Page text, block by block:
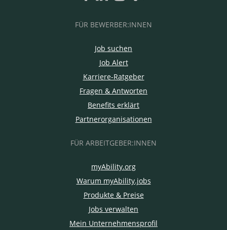
FÜR BEWERBER:INNEN
Job suchen
Job Alert
Karriere-Ratgeber
Fragen & Antworten
Benefits erklärt
Partnerorganisationen
FÜR ARBEITGEBER:INNEN
myAbility.org
Warum myAbility.jobs
Produkte & Preise
Jobs verwalten
Mein Unternehmensprofil